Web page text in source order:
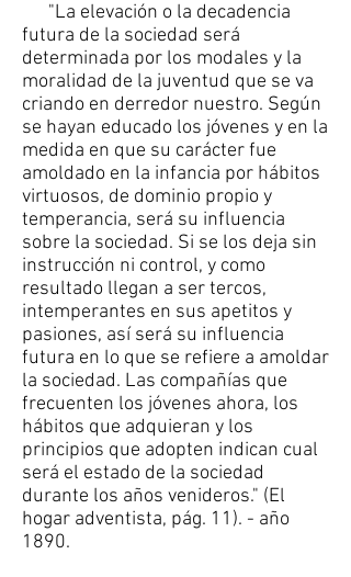
"La elevación o la decadencia
futura de la sociedad será
determinada por los modales y la
moralidad de la juventud que se va
criando en derredor nuestro. Según
se hayan educado los jóvenes y en la
medida en que su carácter fue
amoldado en la infancia por hábitos
virtuosos, de dominio propio y
temperancia, será su influencia
sobre la sociedad. Si se los deja sin
instrucción ni control, y como
resultado llegan a ser tercos,
intemperantes en sus apetitos y
pasiones, así será su influencia
futura en lo que se refiere a amoldar
la sociedad. Las compañías que
frecuenten los jóvenes ahora, los
hábitos que adquieran y los
principios que adopten indican cual
será el estado de la sociedad
durante los años venideros." (El
hogar adventista, pág. 11). - año
1890.